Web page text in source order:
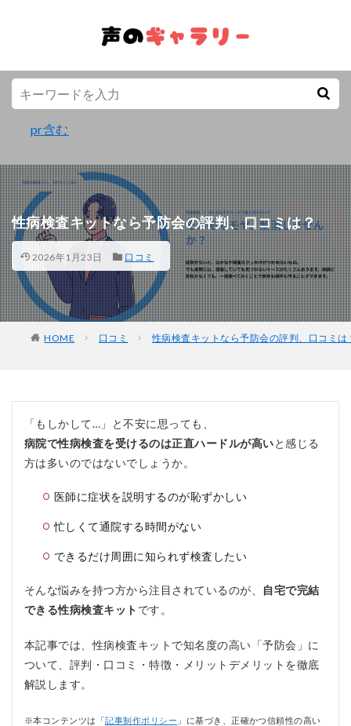
pr含む
性病検査キットなら予防会の評判、口コミは？
2026年1月23日 口コミ
HOME 口コミ 性病検査キットなら予防会の評判、口コミは
「もしかして…」と不安に思っても、
病院で性病検査を受けるのは正直ハードルが高いと感じる
方は多いのではないでしょうか。
医師に症状を説明するのが恥ずかしい
忙しくて通院する時間がない
できるだけ周囲に知られず検査したい
そんな悩みを持つ方から注目されているのが、
自宅で完結
できる性病検査キット です。
本記事では、性病検査キットで知名度の高い「予防会」に
ついて、評判・口コミ・特徴・メリットデメリットを徹底
解説します。
※本コンテンツは「記事制作ポリシー 」に基づき、正確かつ信頼性の高い